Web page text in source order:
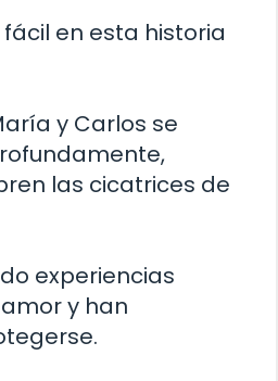
en esta historia
y Carlos se
las cicatrices de
experiencias
y han